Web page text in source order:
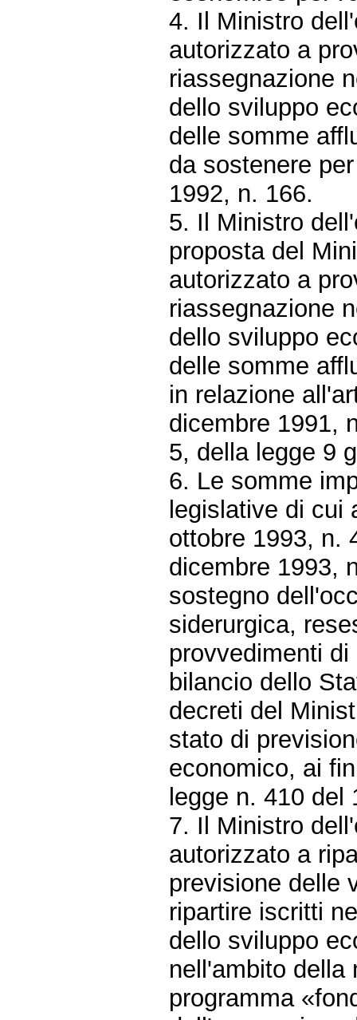
4. Il Ministro
autorizzato a
riassegnazione
dello sviluppo
delle somme
da sostenere
1992, n. 166.
5. Il Ministro
proposta del
autorizzato a
riassegnazione
dello sviluppo
delle somme
in relazione
dicembre 1991,
5, della legge 9
6. Le somme
legislative di cui
ottobre 1993, n.
dicembre 1993,
sostegno
siderurgica,
provvedimenti
bilancio dello
decreti del
stato di
economico, ai
legge n. 410 del
7. Il Ministro
autorizzato a
previsione delle
ripartire iscritti
dello sviluppo
nell'ambito della
programma